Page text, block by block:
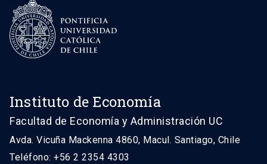
Instituto de Economía
Facultad de Economía y Administración UC
Avda. Vicuña Mackenna 4860, Macul. Santiago, Chile
Teléfono: +56 2 2354 4303